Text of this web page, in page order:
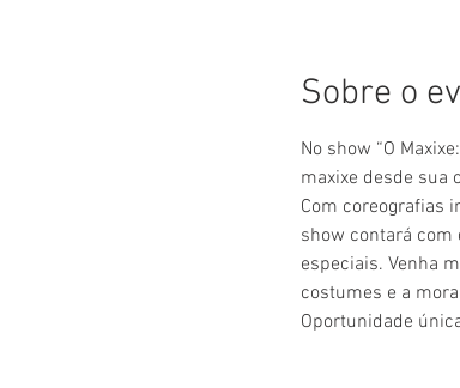
Sobre o
No show “O
maxixe desde sua
Com coreografias
show contará com
especiais. Venha
costumes e a
Oportunidade